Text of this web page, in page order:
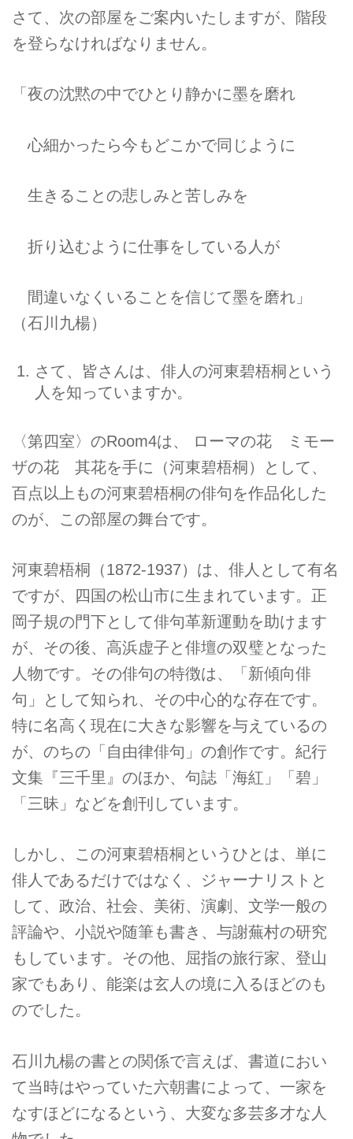
さて、次の部屋をご案内いたしますが、階段
を登らなければなりません。
「夜の沈黙の中でひとり静かに墨を磨れ
心細かったら今もどこかで同じように
生きることの悲しみと苦しみを
折り込むように仕事をしている人が
間違いなくいることを信じて墨を磨れ」
（石川九楊）
さて、皆さんは、俳人の河東碧梧桐という
人を知っていますか。
〈第四室〉のRoom4は、 ローマの花 ミモー
ザの花 其花を手に（河東碧梧桐）として、
百点以上もの河東碧梧桐の俳句を作品化した
のが、この部屋の舞台です。
河東碧梧桐（1872-1937）は、俳人として有名
ですが、四国の松山市に生まれています。正
岡子規の門下として俳句革新運動を助けます
が、その後、高浜虚子と俳壇の双璧となった
人物です。その俳句の特徴は、「新傾向俳
句」として知られ、その中心的な存在です。
特に名高く現在に大きな影響を与えているの
が、のちの「自由律俳句」の創作です。紀行
文集『三千里』のほか、句誌「海紅」「碧」
「三昧」などを創刊しています。
しかし、この河東碧梧桐というひとは、単に
俳人であるだけではなく、ジャーナリストと
して、政治、社会、美術、演劇、文学一般の
評論や、小説や随筆も書き、与謝蕪村の研究
もしています。その他、屈指の旅行家、登山
家でもあり、能楽は玄人の境に入るほどのも
のでした。
石川九楊の書との関係で言えば、書道におい
て当時はやっていた六朝書によって、一家を
なすほどになるという、大変な多芸多才な人